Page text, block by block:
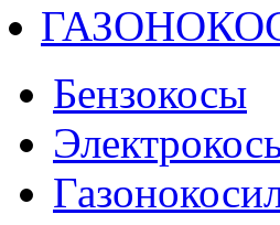
Бензокосы